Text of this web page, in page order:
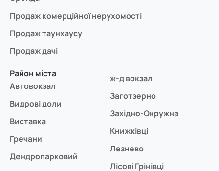
Продаж комерційної нерухомості
Продаж таунхаусу
Продаж дачі
Район міста
Автовокзал
Видрові доли
Виставка
Гречани
Дендропарковий
ж-д вокзал
Заготзерно
Західно-Окружна
Книжківці
Лезнево
Лісові Грінівці